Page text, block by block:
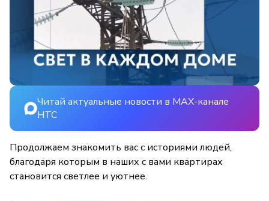
Читай актуальные новости в MAX-канале
НТС
Продолжаем знакомить вас с историями людей,
благодаря которым в наших с вами квартирах
становится светлее и уютнее.